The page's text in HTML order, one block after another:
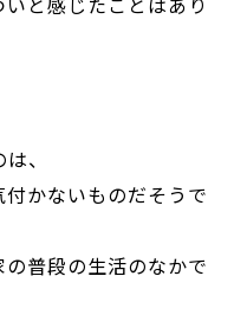
、
かないものだそうで
普段の生活のなかで